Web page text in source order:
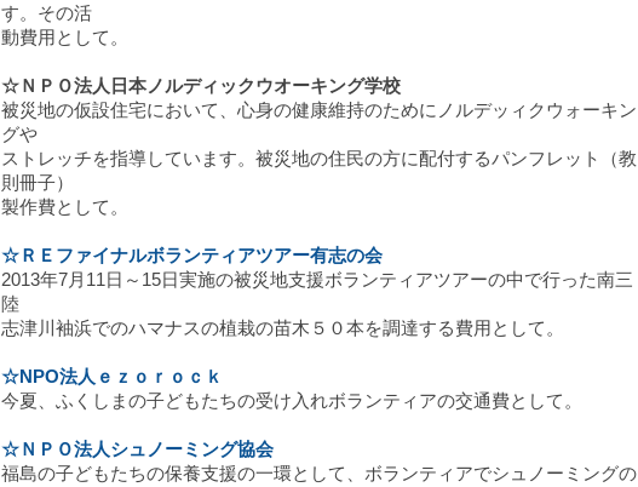
す。その活
動費用として。
☆ＮＰＯ法人日本ノルディックウオーキング学校
被災地の仮設住宅において、心身の健康維持のためにノルデッィクウォーキン
グや
ストレッチを指導しています。被災地の住民の方に配付するパンフレット（教
則冊子）
製作費として。
☆ＲＥファイナルボランティアツアー有志の会
2013年7月11日～15日実施の被災地支援ボランティアツアーの中で行った南三
陸
志津川袖浜でのハマナスの植栽の苗木５０本を調達する費用として。
☆NPO法人ｅｚｏｒｏｃｋ
今夏、ふくしまの子どもたちの受け入れボランティアの交通費として。
☆ＮＰＯ法人シュノーミング協会
福島の子どもたちの保養支援の一環として、ボランティアでシュノーミングの